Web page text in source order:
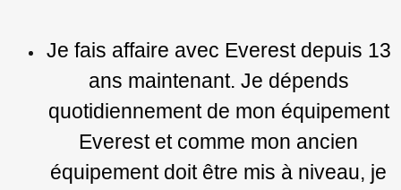
Je fais affaire avec Everest depuis 13
ans maintenant. Je dépends
quotidiennement de mon équipement
Everest et comme mon ancien
équipement doit être mis à niveau, je